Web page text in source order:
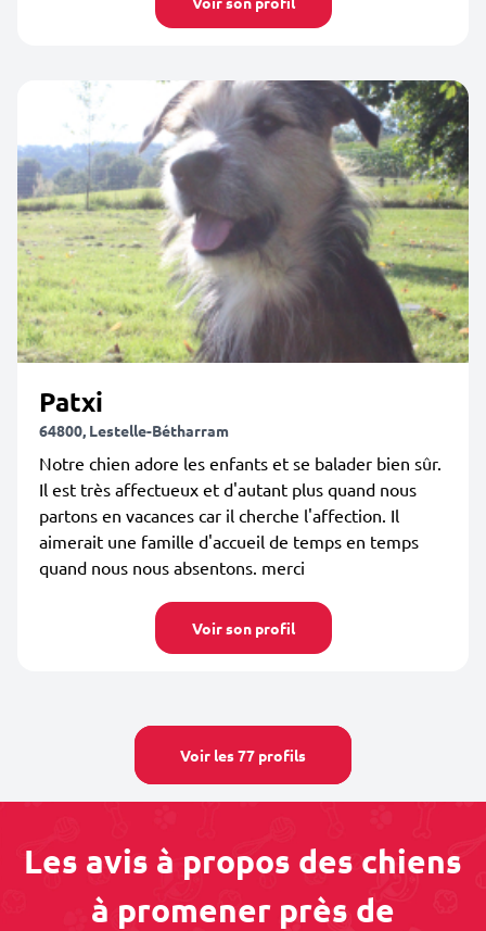
Patxi
64800, Lestelle-Bétharram
Notre chien adore les enfants et se balader bien sûr.
Il est très affectueux et d'autant plus quand nous
partons en vacances car il cherche l'affection. Il
aimerait une famille d'accueil de temps en temps
quand nous nous absentons. merci
Voir son profil
Voir les 77 profils
Les avis à propos des chiens
à promener près de